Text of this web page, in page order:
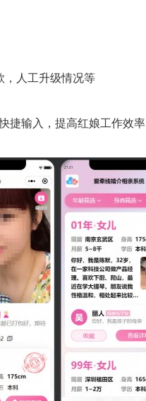
，人工升级情况等
捷输入，提高红娘工作效率